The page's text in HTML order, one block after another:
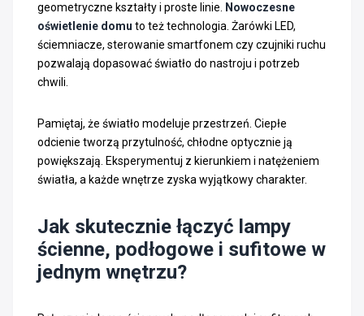
geometryczne kształty i proste linie. Nowoczesne
oświetlenie domu to też technologia. Żarówki LED,
ściemniacze, sterowanie smartfonem czy czujniki ruchu
pozwalają dopasować światło do nastroju i potrzeb
chwili.
Pamiętaj, że światło modeluje przestrzeń. Ciepłe
odcienie tworzą przytulność, chłodne optycznie ją
powiększają. Eksperymentuj z kierunkiem i natężeniem
światła, a każde wnętrze zyska wyjątkowy charakter.
Jak skutecznie łączyć lampy
ścienne, podłogowe i sufitowe w
jednym wnętrzu?